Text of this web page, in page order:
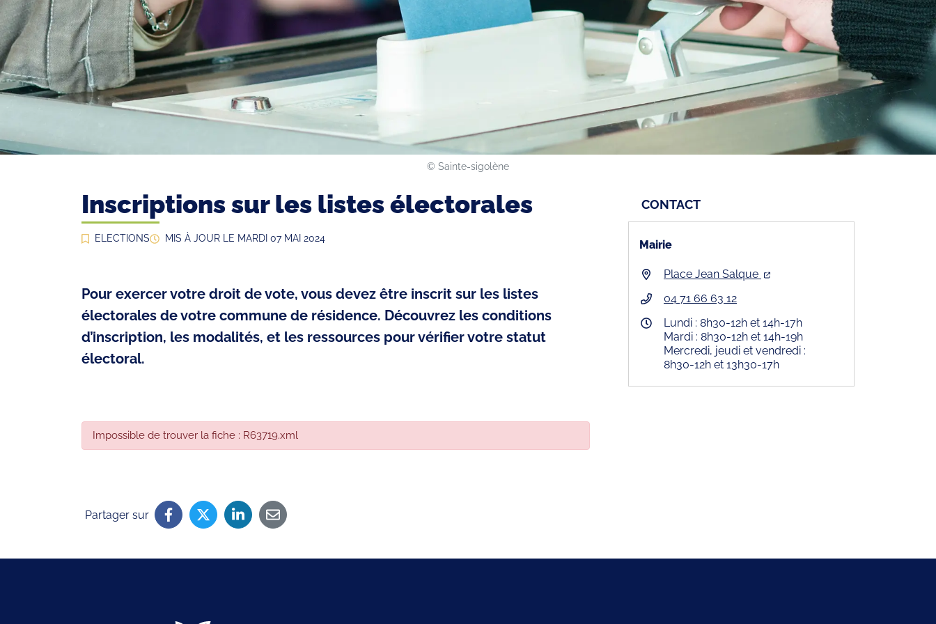
©️ Sainte-sigolène
Inscriptions sur les listes électorales
ELECTIONS MIS À JOUR LE MARDI 07 MAI 2024
Pour exercer votre droit de vote, vous devez être inscrit sur les listes
électorales de votre commune de résidence. Découvrez les conditions
d’inscription, les modalités, et les ressources pour vérifier votre statut
électoral.
Impossible de trouver la fiche : R63719.xml
CONTACT
Mairie
Place Jean Salque
04 71 66 63 12
Lundi : 8h30-12h et 14h-17h
Mardi : 8h30-12h et 14h-19h
Mercredi, jeudi et vendredi :
8h30-12h et 13h30-17h
Partager sur